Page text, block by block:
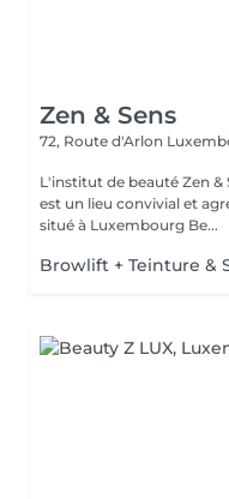
Zen & Sens
72, Route d'Arlon
L'institut de beauté Zen &
est un lieu convivial et
situé à Luxembourg Be...
Browlift + Teinture &